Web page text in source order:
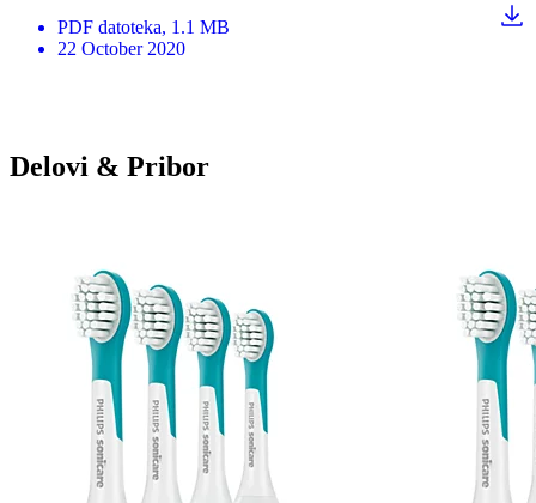
PDF datoteka, 1.1 MB
22 October 2020
Delovi & Pribor